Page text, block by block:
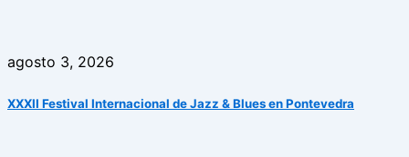
agosto 3, 2026
XXXII Festival Internacional de Jazz & Blues en Pontevedra